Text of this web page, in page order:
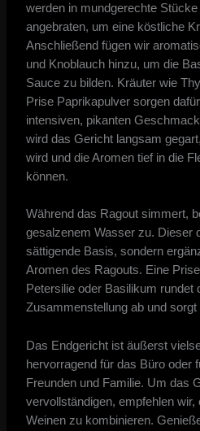
werden in mundgerechte
angebraten, um eine köstliche
Anschließend fügen wir
und Knoblauch hinzu, um die
Sauce zu bilden. Kräuter wie
Prise Paprikapulver sorgen
intensiven, pikanten
wird das Gericht langsam
wird und die Aromen tief in die
können.
Während das Ragout simmert,
gesalzenem Wasser zu. Dieser
sättigende Basis, sondern
Aromen des Ragouts. Eine
Petersilie oder Basilikum rundet
Zusammenstellung ab und
Das Endgericht ist äußerst
hervorragend für das Büro oder
Freunden und Familie. Um das
vervollständigen, empfehlen
Weinen zu kombinieren.